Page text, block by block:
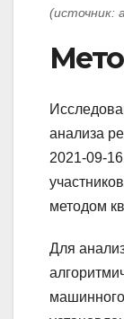
(источник:
анализа
2021-09-
методом
Для